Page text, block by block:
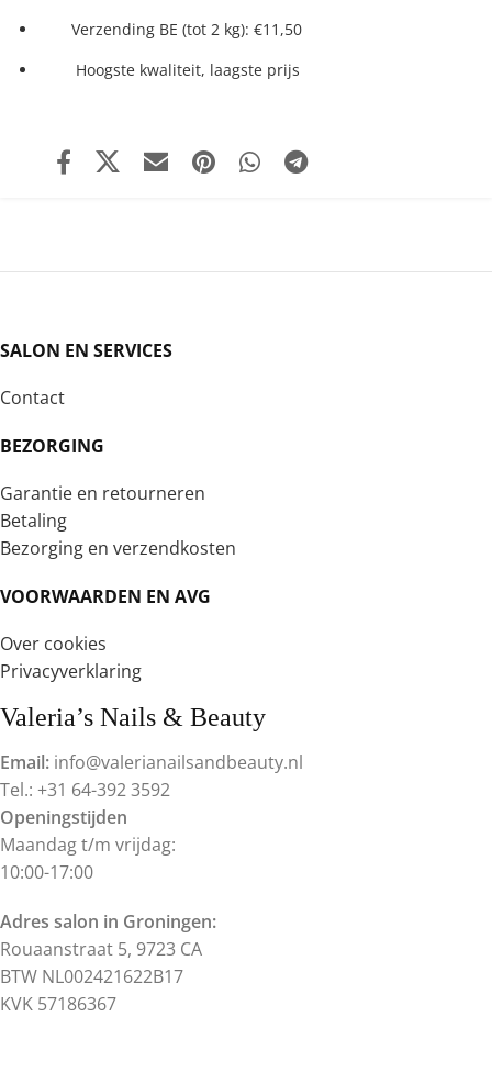
Verzending BE (tot 2 kg): €11,50
Hoogste kwaliteit, laagste prijs
SALON EN SERVICES
Contact
BEZORGING
Garantie en retourneren
Betaling
Bezorging en verzendkosten
VOORWAARDEN EN AVG
Over cookies
Privacyverklaring
Valeria’s Nails & Beauty
Email: info@valerianailsandbeauty.nl
Tel.: +31 64-392 3592
Openingstijden
Maandag t/m vrijdag:
10:00-17:00
Adres salon in Groningen:
Rouaanstraat 5, 9723 CA
BTW NL002421622B17
KVK 57186367